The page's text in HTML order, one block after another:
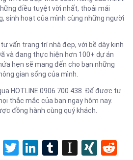
điều tuyệt vời nhất, thoải mái
sinh hoạt của mình cùng những người
vấn trang trí nhà đẹp, với bề dày kinh
và đang thực hiện hơn 100+ dự án
hẹn sẽ mang đến cho bạn những
gian sống của mình.
HOTLINE 0906.700.438. Để được tư
thắc mắc của bạn ngay hôm nay.
đồng hành cùng quý khách.
Facebook
TwitterLinkedIn
Tumblr